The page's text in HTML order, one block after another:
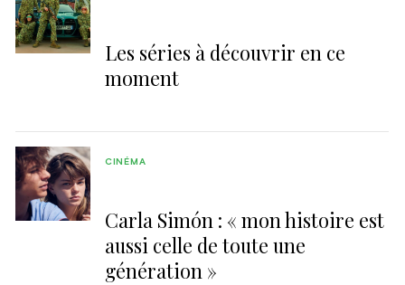
Les séries à découvrir en ce
moment
Carla Simón : « mon histoire est
aussi celle de toute une
génération »
CINÉMA